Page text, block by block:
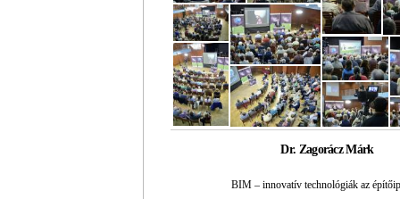
Dr. Zagorácz Márk
BIM – innovatív technológiák az